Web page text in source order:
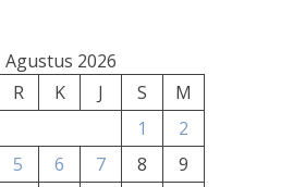
Agustus 2026
R K J S
M
1
2
5 6 7 8
9